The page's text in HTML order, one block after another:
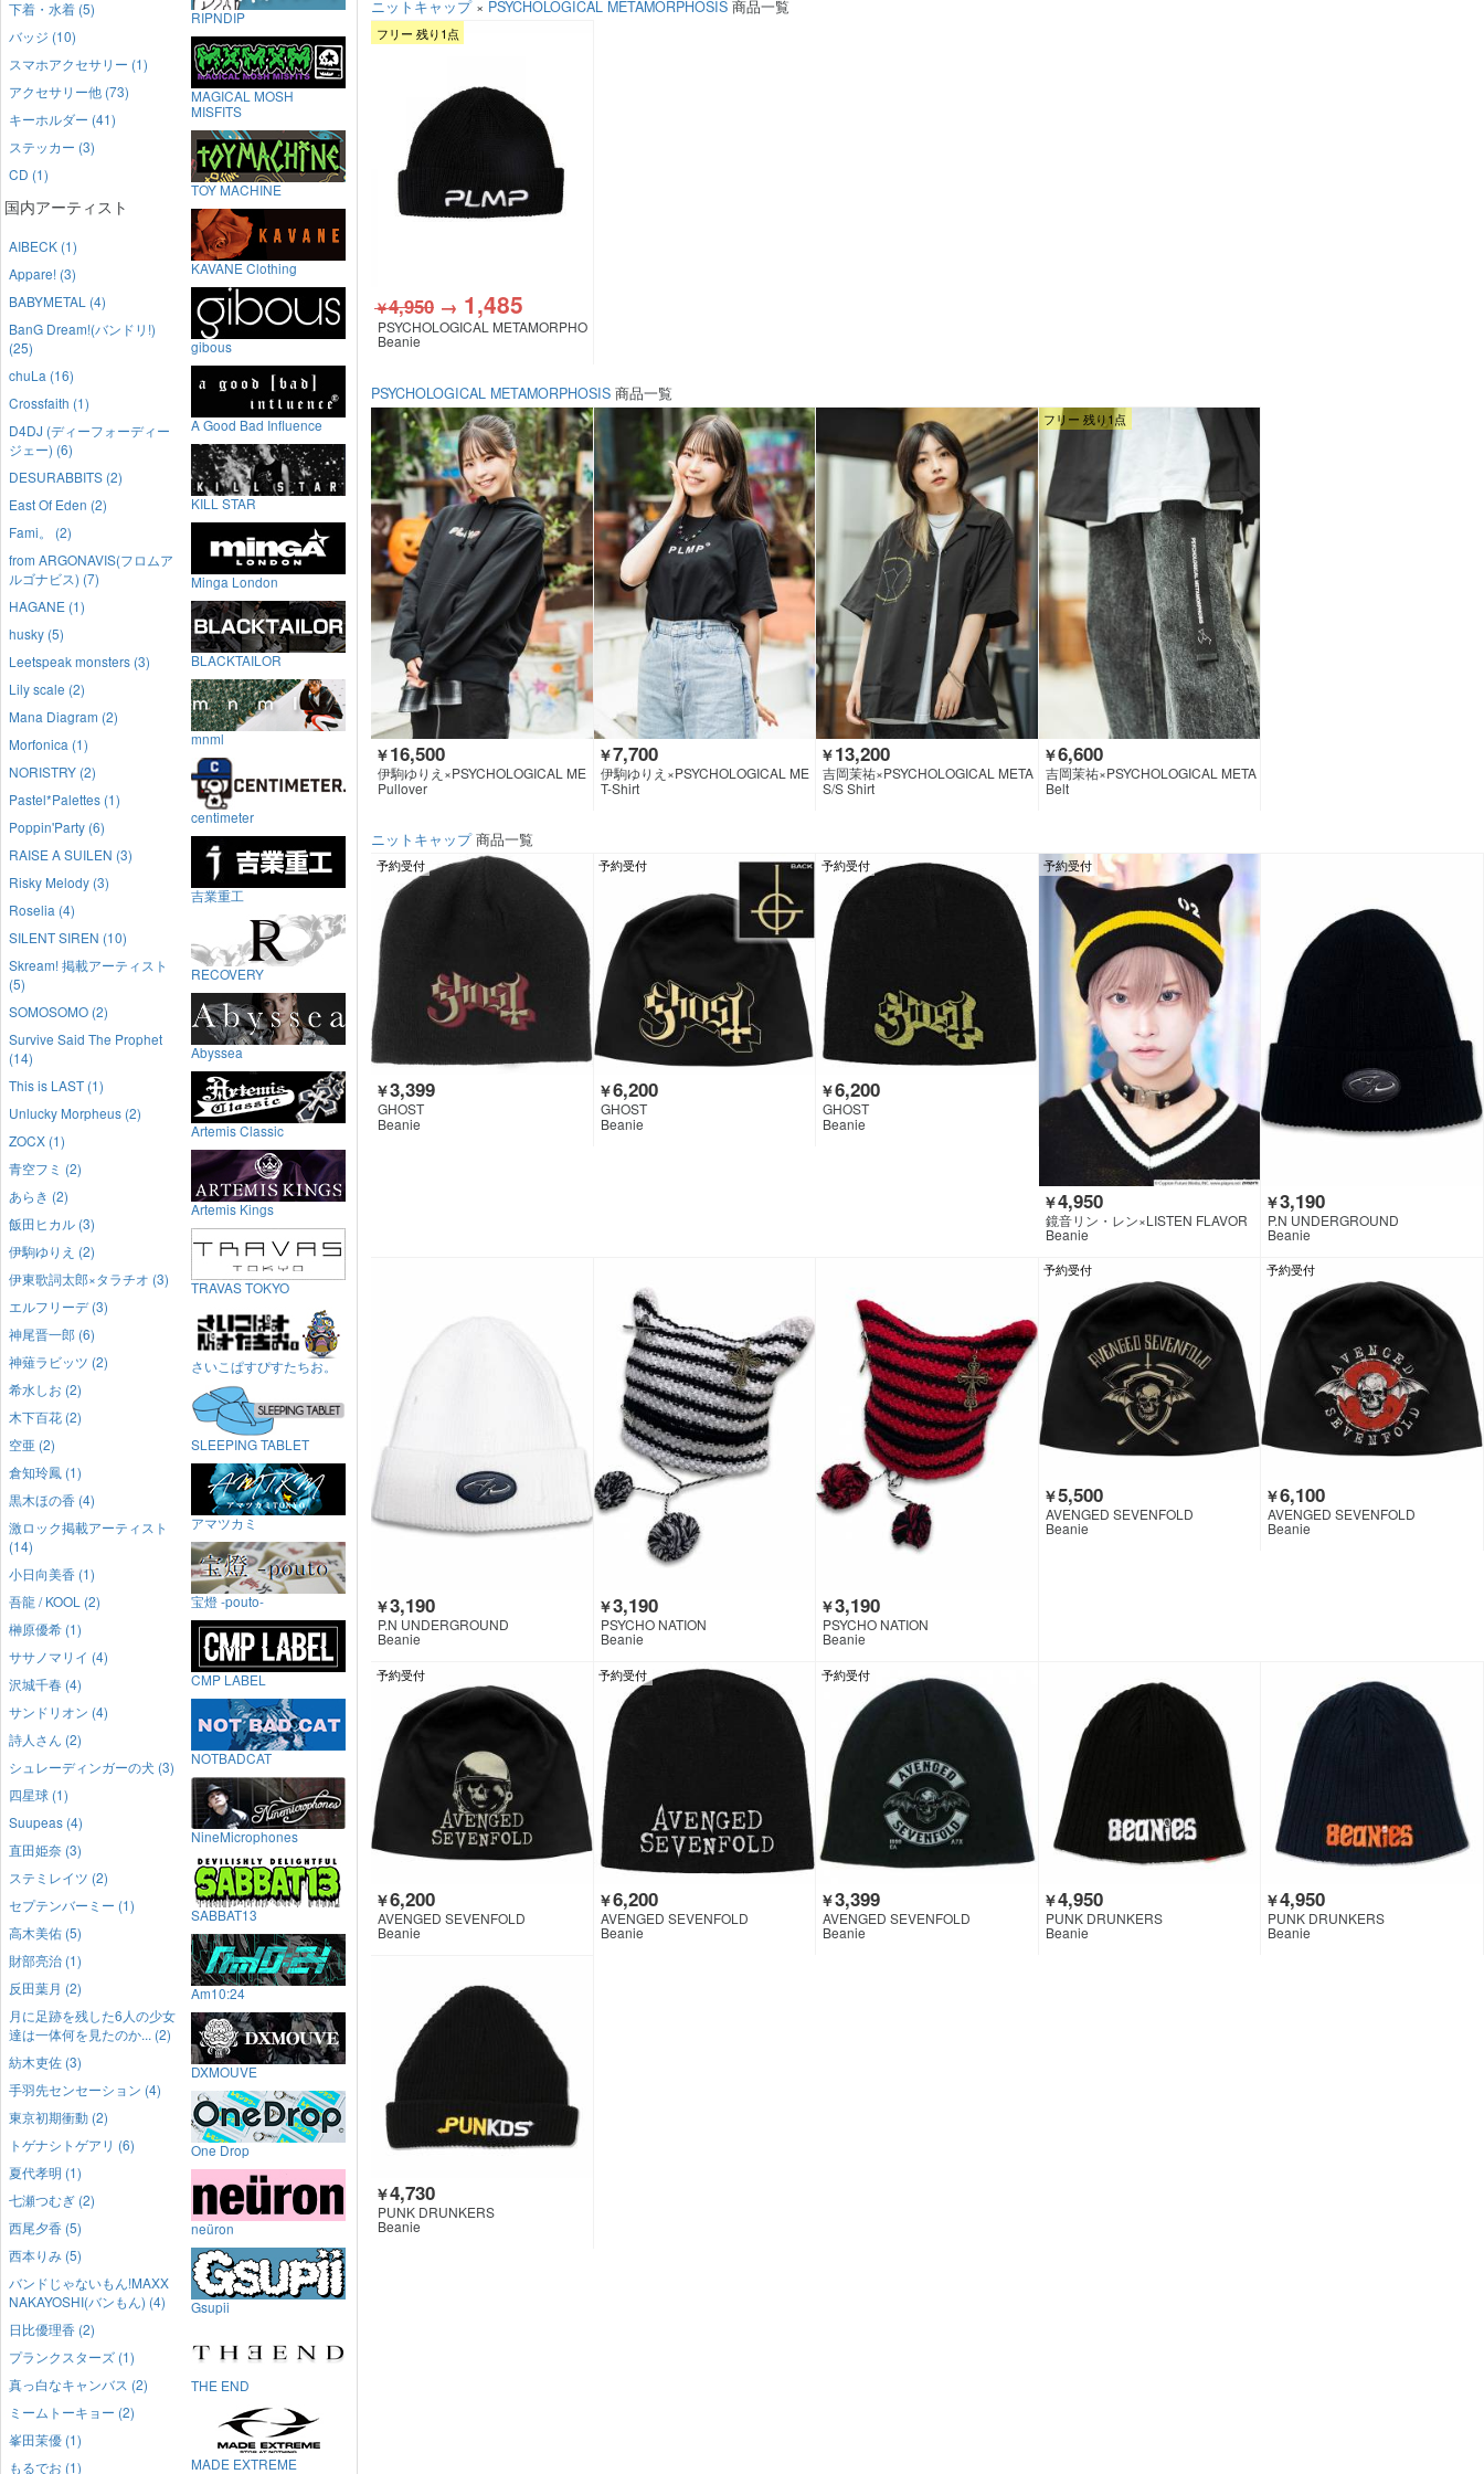
ニットキャップ× PSYCHOLOGICAL METAMORPHOSIS 商品一覧
フリー 残り1点
￥4,950 → 1,485
PSYCHOLOGICAL METAMORPHO
SIS
Beanie
PSYCHOLOGICAL METAMORPHOSIS 商品一覧
￥16,500
伊駒ゆりえ×PSYCHOLOGICAL ME
TAMORPHOSIS×GEKIROCK CLOT
Pullover
￥7,700
伊駒ゆりえ×PSYCHOLOGICAL ME
TAMORPHOSIS×GEKIROCK CLOT
T-Shirt
￥13,200
吉岡茉祐×PSYCHOLOGICAL META
MORPHOSIS×GEKIROCK CLOTHI
S/S Shirt
フリー 残り1点
￥6,600
吉岡茉祐×PSYCHOLOGICAL META
MORPHOSIS×GEKIROCK CLOTHI
Belt
ニットキャップ商品一覧
予約受付
￥3,399
GHOST
Beanie
予約受付
￥6,200
GHOST
Beanie
予約受付
￥6,200
GHOST
Beanie
予約受付
￥4,950
鏡音リン・レン×LISTEN FLAVOR
Beanie
￥3,190
P.N UNDERGROUND
Beanie
￥3,190
P.N UNDERGROUND
Beanie
￥3,190
PSYCHO NATION
Beanie
￥3,190
PSYCHO NATION
Beanie
予約受付
￥5,500
AVENGED SEVENFOLD
Beanie
予約受付
￥6,100
AVENGED SEVENFOLD
Beanie
予約受付
￥6,200
AVENGED SEVENFOLD
Beanie
予約受付
￥6,200
AVENGED SEVENFOLD
Beanie
予約受付
￥3,399
AVENGED SEVENFOLD
Beanie
￥4,950
PUNK DRUNKERS
Beanie
￥4,950
PUNK DRUNKERS
Beanie
￥4,730
PUNK DRUNKERS
Beanie
下着・水着 (5)
バッジ (10)
スマホアクセサリー (1)
アクセサリー他 (73)
キーホルダー (41)
ステッカー (3)
CD (1)
国内アーティスト
AIBECK (1)
Appare! (3)
BABYMETAL (4)
BanG Dream!(バンドリ!)
(25)
chuLa (16)
Crossfaith (1)
D4DJ (ディーフォーディー
ジェー) (6)
DESURABBITS (2)
East Of Eden (2)
Fami。 (2)
from ARGONAVIS(フロムア
ルゴナビス) (7)
HAGANE (1)
husky (5)
Leetspeak monsters (3)
Lily scale (2)
Mana Diagram (2)
Morfonica (1)
NORISTRY (2)
Pastel*Palettes (1)
Poppin'Party (6)
RAISE A SUILEN (3)
Risky Melody (3)
Roselia (4)
SILENT SIREN (10)
Skream! 掲載アーティスト
(5)
SOMOSOMO (2)
Survive Said The Prophet
(14)
This is LAST (1)
Unlucky Morpheus (2)
ZOCX (1)
青空フミ (2)
あらき (2)
飯田ヒカル (3)
伊駒ゆりえ (2)
伊東歌詞太郎×タラチオ (3)
エルフリーデ (3)
神尾晋一郎 (6)
神薙ラビッツ (2)
希水しお (2)
木下百花 (2)
空亜 (2)
倉知玲鳳 (1)
黒木ほの香 (4)
激ロック掲載アーティスト
(14)
小日向美香 (1)
吾龍 / KOOL (2)
榊原優希 (1)
ササノマリイ (4)
沢城千春 (4)
サンドリオン (4)
詩人さん (2)
シュレーディンガーの犬 (3)
四星球 (1)
Suupeas (4)
直田姫奈 (3)
ステミレイツ (2)
セプテンバーミー (1)
高木美佑 (5)
財部亮治 (1)
反田葉月 (2)
月に足跡を残した6人の少女
達は一体何を見たのか... (2)
紡木吏佐 (3)
手羽先センセーション (4)
東京初期衝動 (2)
トゲナシトゲアリ (6)
夏代孝明 (1)
七瀬つむぎ (2)
西尾夕香 (5)
西本りみ (5)
バンドじゃないもん!MAXX
NAKAYOSHI(バンもん) (4)
日比優理香 (2)
プランクスターズ (1)
真っ白なキャンバス (2)
ミームトーキョー (2)
峯田茉優 (1)
もるでお (1)
RIPNDIP
MAGICAL MOSH
MISFITS
TOY MACHINE
KAVANE Clothing
gibous
A Good Bad Influence
KILL STAR
Minga London
BLACKTAILOR
mnml
centimeter
吉業重工
RECOVERY
Abyssea
Artemis Classic
Artemis Kings
TRAVAS TOKYO
さいこぱすぴすたちお。
SLEEPING TABLET
アマツカミ
宝燈 -pouto-
CMP LABEL
NOTBADCAT
NineMicrophones
SABBAT13
Am10:24
DXMOUVE
One Drop
neüron
Gsupii
THE END
MADE EXTREME